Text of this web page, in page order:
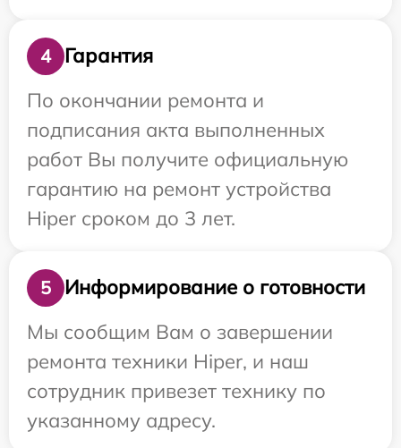
4
Гарантия
По окончании ремонта и
подписания акта выполненных
работ Вы получите официальную
гарантию на ремонт устройства
Hiper сроком до 3 лет.
5
Информирование о готовности
Мы сообщим Вам о завершении
ремонта техники Hiper, и наш
сотрудник привезет технику по
указанному адресу.